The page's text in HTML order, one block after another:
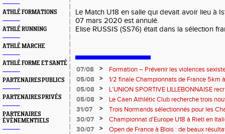
ATHLÉ FORMATIONS
ATHLÉ RUNNING
ATHLÉ MARCHE
ATHLÉ FORME ET SANTÉ
PARTENAIRES PUBLICS
PARTENAIRES PRIVÉS
PARTENAIRES
ÉVÈNEMENTIELS
Le Match U18 en salle qui devait avoir lieu à
07 mars 2020 est annulé.
Elise RUSSIS (SS76) était dans la sélection
07/08 >
Formation – Prévenir les violences
: le 26 septembre 2026
05/08 >
1/2 finale Championnats de France 5km
13 septembre 2026 : les informations
05/08 >
L’UNION SPORTIVE LILLEBONNAISE
rentrée 2026
05/08 >
Le Caen Athlétic Club recherche trois
civique à compter de septembre 2026
31/07 >
Trois Normands sélectionnés pour les
Eugene !
30/07 >
Championnat d'Europe U18 à Rieti en
normands
30/07 >
Open de France à Blois : de beaux